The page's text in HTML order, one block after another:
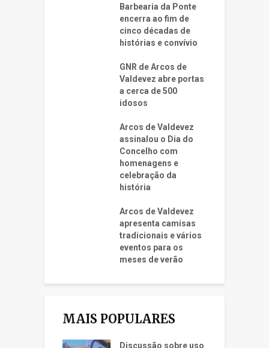
Barbearia da Ponte
encerra ao fim de
cinco décadas de
histórias e convívio
GNR de Arcos de
Valdevez abre portas
a cerca de 500
idosos
Arcos de Valdevez
assinalou o Dia do
Concelho com
homenagens e
celebração da
história
Arcos de Valdevez
apresenta camisas
tradicionais e vários
eventos para os
meses de verão
MAIS POPULARES
Discussão sobre uso